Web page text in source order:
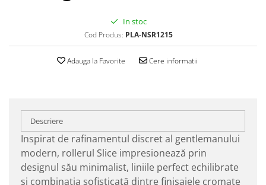
In stoc
Cod Produs: PLA-NSR1215
Adauga la Favorite Cere informatii
Descriere
Inspirat de rafinamentul discret al gentlemanului
modern, rollerul Slice impresionează prin
designul său minimalist, liniile perfect echilibrate
și combinația sofisticată dintre finisajele cromate